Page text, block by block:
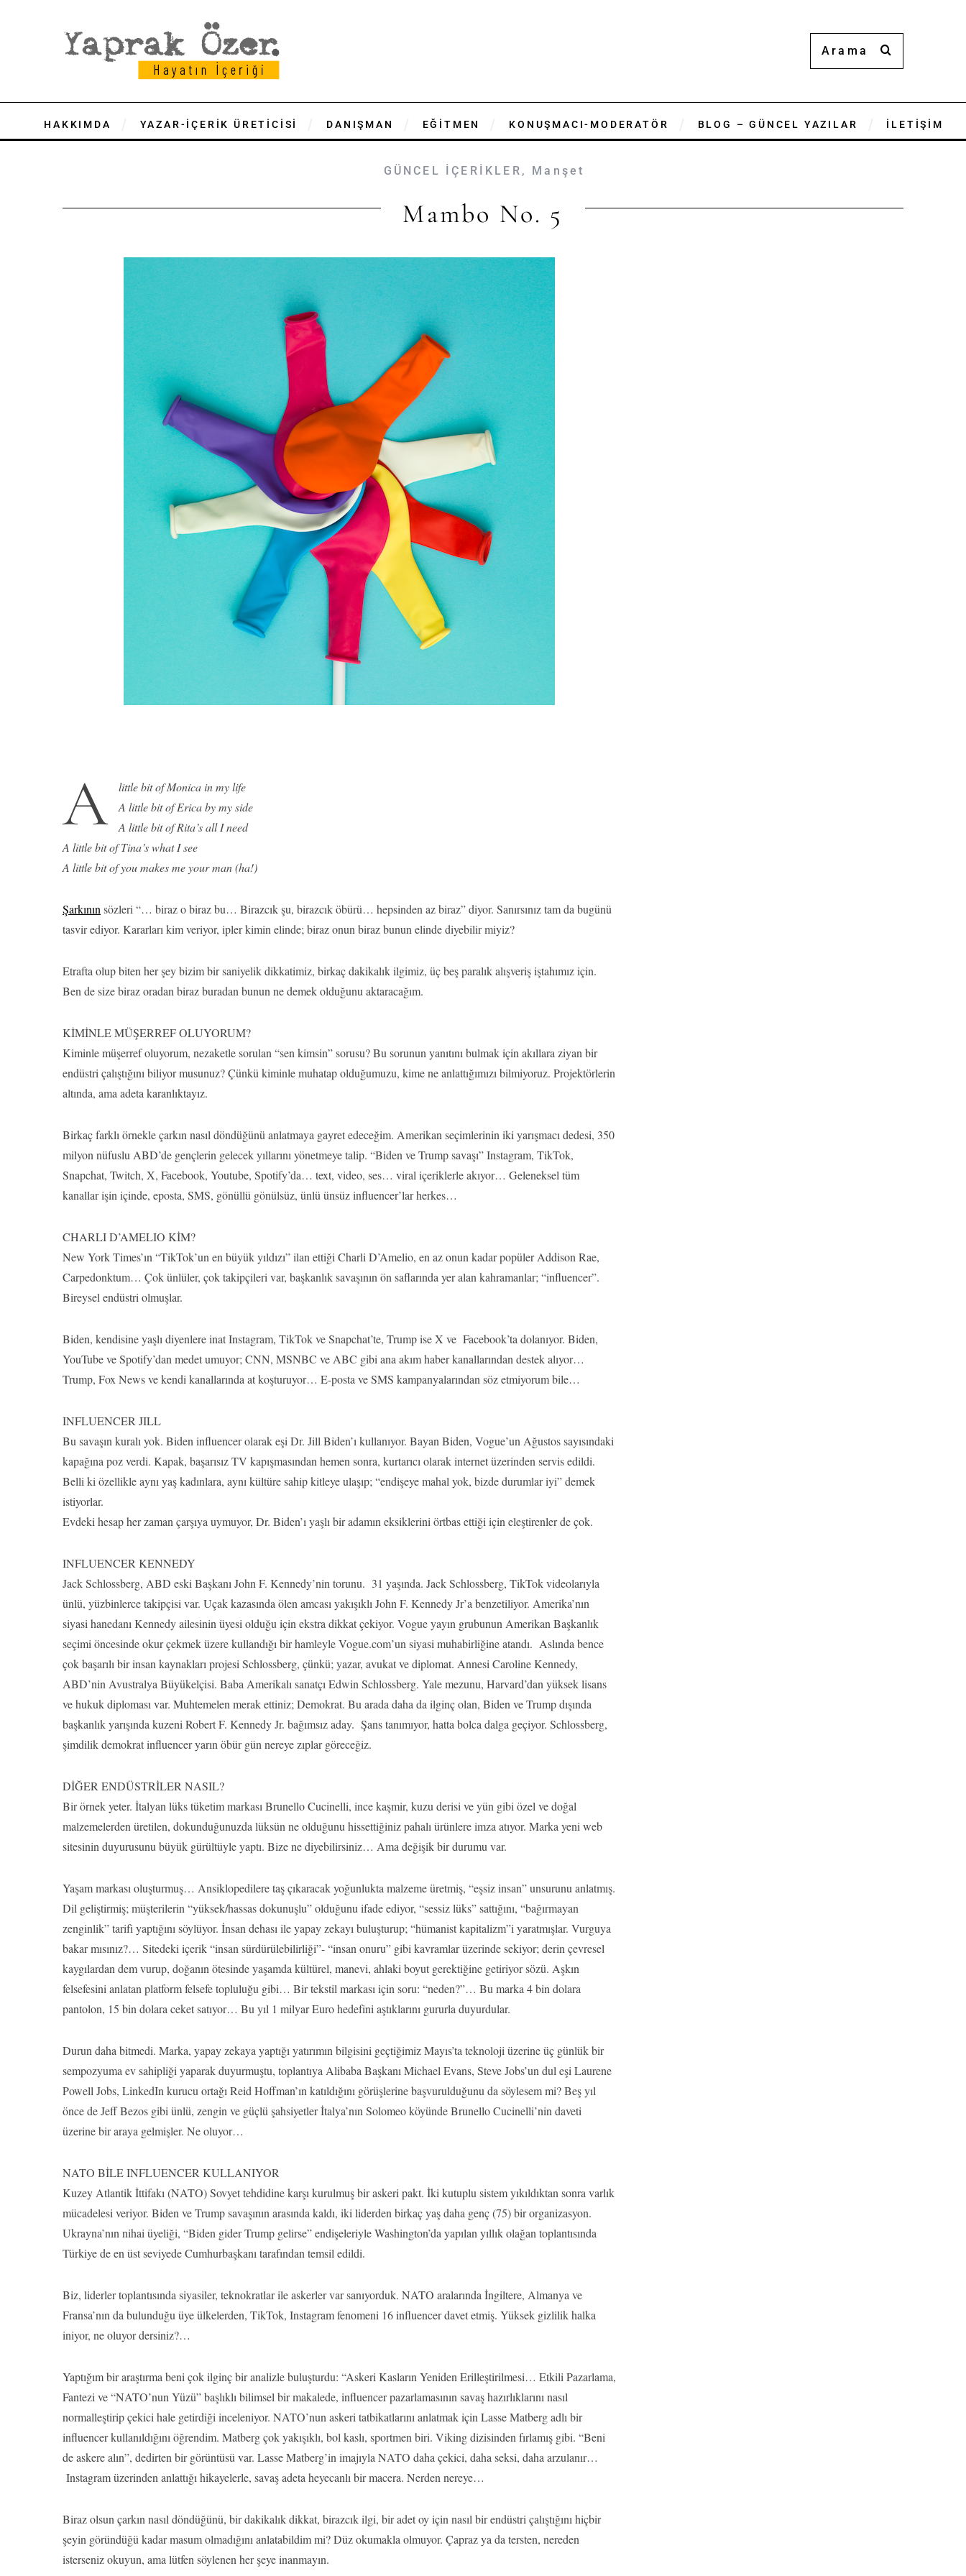
HAKKIMDA YAZAR-İÇERİK ÜRETİCİSİ DANIŞMAN EĞİTMEN KONUŞMACI-MODERATÖR BLOG – GÜNCEL YAZILAR İLETİŞİM
GÜNCEL İÇERİKLER , Manşet
Mambo No. 5
A
little bit of Monica in my life
A little bit of Erica by my side
A little bit of Rita’s all I need
A little bit of Tina’s what I see
A little bit of you makes me your man (ha!)
Şarkının sözleri “… biraz o biraz bu… Birazcık şu, birazcık öbürü… hepsinden az biraz” diyor. Sanırsınız tam da bugünü
tasvir ediyor. Kararları kim veriyor, ipler kimin elinde; biraz onun biraz bunun elinde diyebilir miyiz?
Etrafta olup biten her şey bizim bir saniyelik dikkatimiz, birkaç dakikalık ilgimiz, üç beş paralık alışveriş iştahımız için.
Ben de size biraz oradan biraz buradan bunun ne demek olduğunu aktaracağım.
KİMİNLE MÜŞERREF OLUYORUM?
Kiminle müşerref oluyorum, nezaketle sorulan “sen kimsin” sorusu? Bu sorunun yanıtını bulmak için akıllara ziyan bir
endüstri çalıştığını biliyor musunuz? Çünkü kiminle muhatap olduğumuzu, kime ne anlattığımızı bilmiyoruz. Projektörlerin
altında, ama adeta karanlıktayız.
Birkaç farklı örnekle çarkın nasıl döndüğünü anlatmaya gayret edeceğim. Amerikan seçimlerinin iki yarışmacı dedesi, 350
milyon nüfuslu ABD’de gençlerin gelecek yıllarını yönetmeye talip. “Biden ve Trump savaşı” Instagram, TikTok,
Snapchat, Twitch, X, Facebook, Youtube, Spotify’da… text, video, ses… viral içeriklerle akıyor… Geleneksel tüm
kanallar işin içinde, eposta, SMS, gönüllü gönülsüz, ünlü ünsüz influencer’lar herkes…
CHARLI D’AMELIO KİM?
New York Times’ın “TikTok’un en büyük yıldızı” ilan ettiği Charli D’Amelio, en az onun kadar popüler Addison Rae,
Carpedonktum… Çok ünlüler, çok takipçileri var, başkanlık savaşının ön saflarında yer alan kahramanlar; “influencer”.
Bireysel endüstri olmuşlar.
Biden, kendisine yaşlı diyenlere inat Instagram, TikTok ve Snapchat’te, Trump ise X ve Facebook’ta dolanıyor. Biden,
YouTube ve Spotify’dan medet umuyor; CNN, MSNBC ve ABC gibi ana akım haber kanallarından destek alıyor…
Trump, Fox News ve kendi kanallarında at koşturuyor… E-posta ve SMS kampanyalarından söz etmiyorum bile…
INFLUENCER JILL
Bu savaşın kuralı yok. Biden influencer olarak eşi Dr. Jill Biden’ı kullanıyor. Bayan Biden, Vogue’un Ağustos sayısındaki
kapağına poz verdi. Kapak, başarısız TV kapışmasından hemen sonra, kurtarıcı olarak internet üzerinden servis edildi.
Belli ki özellikle aynı yaş kadınlara, aynı kültüre sahip kitleye ulaşıp; “endişeye mahal yok, bizde durumlar iyi” demek
istiyorlar.
Evdeki hesap her zaman çarşıya uymuyor, Dr. Biden’ı yaşlı bir adamın eksiklerini örtbas ettiği için eleştirenler de çok.
INFLUENCER KENNEDY
Jack Schlossberg, ABD eski Başkanı John F. Kennedy’nin torunu. 31 yaşında. Jack Schlossberg, TikTok videolarıyla
ünlü, yüzbinlerce takipçisi var. Uçak kazasında ölen amcası yakışıklı John F. Kennedy Jr’a benzetiliyor. Amerika’nın
siyasi hanedanı Kennedy ailesinin üyesi olduğu için ekstra dikkat çekiyor. Vogue yayın grubunun Amerikan Başkanlık
seçimi öncesinde okur çekmek üzere kullandığı bir hamleyle Vogue.com’un siyasi muhabirliğine atandı. Aslında bence
çok başarılı bir insan kaynakları projesi Schlossberg, çünkü; yazar, avukat ve diplomat. Annesi Caroline Kennedy,
ABD’nin Avustralya Büyükelçisi. Baba Amerikalı sanatçı Edwin Schlossberg. Yale mezunu, Harvard’dan yüksek lisans
ve hukuk diploması var. Muhtemelen merak ettiniz; Demokrat. Bu arada daha da ilginç olan, Biden ve Trump dışında
başkanlık yarışında kuzeni Robert F. Kennedy Jr. bağımsız aday. Şans tanımıyor, hatta bolca dalga geçiyor. Schlossberg,
şimdilik demokrat influencer yarın öbür gün nereye zıplar göreceğiz.
DİĞER ENDÜSTRİLER NASIL?
Bir örnek yeter. İtalyan lüks tüketim markası Brunello Cucinelli, ince kaşmir, kuzu derisi ve yün gibi özel ve doğal
malzemelerden üretilen, dokunduğunuzda lüksün ne olduğunu hissettiğiniz pahalı ürünlere imza atıyor. Marka yeni web
sitesinin duyurusunu büyük gürültüyle yaptı. Bize ne diyebilirsiniz… Ama değişik bir durumu var.
Yaşam markası oluşturmuş… Ansiklopedilere taş çıkaracak yoğunlukta malzeme üretmiş, “eşsiz insan” unsurunu anlatmış.
Dil geliştirmiş; müşterilerin “yüksek/hassas dokunuşlu” olduğunu ifade ediyor, “sessiz lüks” sattığını, “bağırmayan
zenginlik” tarifi yaptığını söylüyor. İnsan dehası ile yapay zekayı buluşturup; “hümanist kapitalizm”i yaratmışlar. Vurguya
bakar mısınız?… Sitedeki içerik “insan sürdürülebilirliği”- “insan onuru” gibi kavramlar üzerinde sekiyor; derin çevresel
kaygılardan dem vurup, doğanın ötesinde yaşamda kültürel, manevi, ahlaki boyut gerektiğine getiriyor sözü. Aşkın
felsefesini anlatan platform felsefe topluluğu gibi… Bir tekstil markası için soru: “neden?”… Bu marka 4 bin dolara
pantolon, 15 bin dolara ceket satıyor… Bu yıl 1 milyar Euro hedefini aştıklarını gururla duyurdular.
Durun daha bitmedi. Marka, yapay zekaya yaptığı yatırımın bilgisini geçtiğimiz Mayıs’ta teknoloji üzerine üç günlük bir
sempozyuma ev sahipliği yaparak duyurmuştu, toplantıya Alibaba Başkanı Michael Evans, Steve Jobs’un dul eşi Laurene
Powell Jobs, LinkedIn kurucu ortağı Reid Hoffman’ın katıldığını görüşlerine başvurulduğunu da söylesem mi? Beş yıl
önce de Jeff Bezos gibi ünlü, zengin ve güçlü şahsiyetler İtalya’nın Solomeo köyünde Brunello Cucinelli’nin daveti
üzerine bir araya gelmişler. Ne oluyor…
NATO BİLE INFLUENCER KULLANIYOR
Kuzey Atlantik İttifakı (NATO) Sovyet tehdidine karşı kurulmuş bir askeri pakt. İki kutuplu sistem yıkıldıktan sonra varlık
mücadelesi veriyor. Biden ve Trump savaşının arasında kaldı, iki liderden birkaç yaş daha genç (75) bir organizasyon.
Ukrayna’nın nihai üyeliği, “Biden gider Trump gelirse” endişeleriyle Washington’da yapılan yıllık olağan toplantısında
Türkiye de en üst seviyede Cumhurbaşkanı tarafından temsil edildi.
Biz, liderler toplantısında siyasiler, teknokratlar ile askerler var sanıyorduk. NATO aralarında İngiltere, Almanya ve
Fransa’nın da bulunduğu üye ülkelerden, TikTok, Instagram fenomeni 16 influencer davet etmiş. Yüksek gizlilik halka
iniyor, ne oluyor dersiniz?…
Yaptığım bir araştırma beni çok ilginç bir analizle buluşturdu: “Askeri Kasların Yeniden Erilleştirilmesi… Etkili Pazarlama,
Fantezi ve “NATO’nun Yüzü” başlıklı bilimsel bir makalede, influencer pazarlamasının savaş hazırlıklarını nasıl
normalleştirip çekici hale getirdiği inceleniyor. NATO’nun askeri tatbikatlarını anlatmak için Lasse Matberg adlı bir
influencer kullanıldığını öğrendim. Matberg çok yakışıklı, bol kaslı, sportmen biri. Viking dizisinden fırlamış gibi. “Beni
de askere alın”, dedirten bir görüntüsü var. Lasse Matberg’in imajıyla NATO daha çekici, daha seksi, daha arzulanır…
Instagram üzerinden anlattığı hikayelerle, savaş adeta heyecanlı bir macera. Nerden nereye…
Biraz olsun çarkın nasıl döndüğünü, bir dakikalık dikkat, birazcık ilgi, bir adet oy için nasıl bir endüstri çalıştığını hiçbir
şeyin göründüğü kadar masum olmadığını anlatabildim mi? Düz okumakla olmuyor. Çapraz ya da tersten, nereden
isterseniz okuyun, ama lütfen söylenen her şeye inanmayın.